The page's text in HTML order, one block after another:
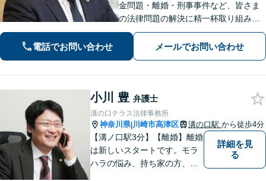
金問題・離婚・刑事事件など、皆さま
の法律問題の解決に精一杯取り組みま
す。持ち前のバイタリティとフットワ
ークの軽さに自信あり。費用の負担を
最小限にするよう努めています。【地
電話でお問い合わせ メールでお問い合わせ
小川 豊 弁護士
溝の口テラス法律事務所
神奈川県|川崎市高津区 溝の口駅 から徒歩4分
【溝ノ口駅3分】【離婚】離婚
は新しいスタートです。モラ
ハラの悩み、持ち家の方、公
詳細を見
る